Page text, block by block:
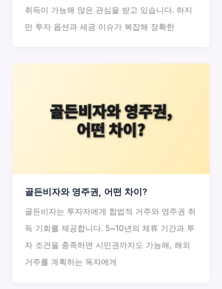
취득이 가능해 많은 관심을 받고 있습니다. 하지
만 투자 옵션과 세금 이슈가 복잡해 정확한
골든비자와 영주권, 어떤 차이?
골든비자는 투자자에게 합법적 거주와 영주권 취
득 기회를 제공합니다. 5~10년의 체류 기간과 투
자 조건을 충족하면 시민권까지도 가능해, 해외
거주를 계획하는 독자에게